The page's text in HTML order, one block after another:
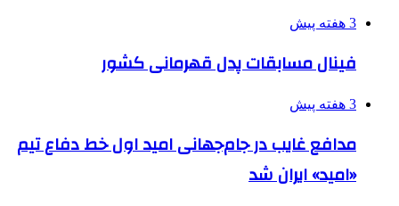
3 هفته پیش
فینال مسابقات پدل قهرمانی کشور
3 هفته پیش
مدافع غایب در جام‌جهانی امید اول خط دفاع تیم
«امید» ایران شد